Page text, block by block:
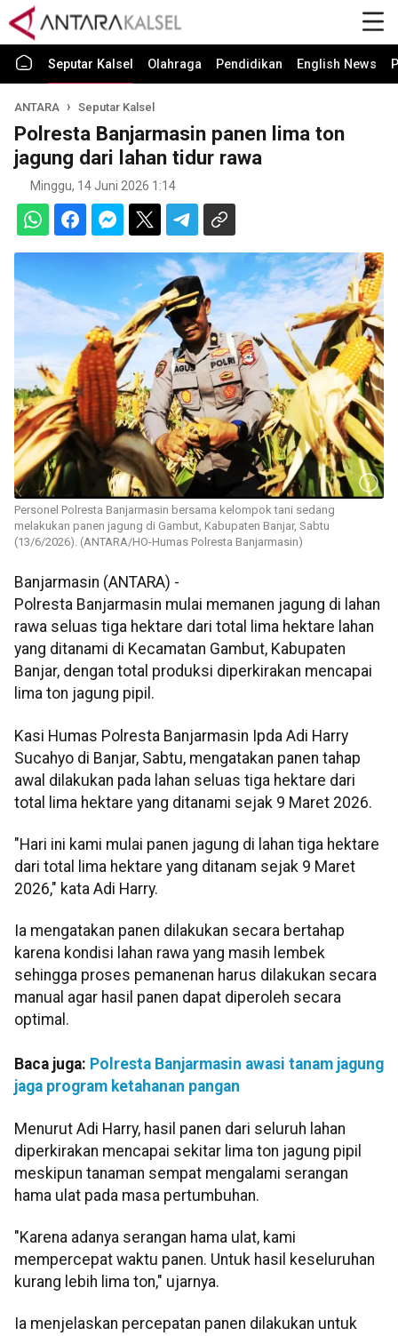
Seputar Kalsel Olahraga Pendidikan English News
ANTARA Seputar Kalsel
Polresta Banjarmasin panen lima ton
jagung dari lahan tidur rawa
Minggu, 14 Juni 2026 1:14
Personel Polresta Banjarmasin bersama kelompok tani sedang
melakukan panen jagung di Gambut, Kabupaten Banjar, Sabtu
(13/6/2026). (ANTARA/HO-Humas Polresta Banjarmasin)
Banjarmasin (ANTARA) -
Polresta Banjarmasin mulai memanen jagung di lahan
rawa seluas tiga hektare dari total lima hektare lahan
yang ditanami di Kecamatan Gambut, Kabupaten
Banjar, dengan total produksi diperkirakan mencapai
lima ton jagung pipil.
Kasi Humas Polresta Banjarmasin Ipda Adi Harry
Sucahyo di Banjar, Sabtu, mengatakan panen tahap
awal dilakukan pada lahan seluas tiga hektare dari
total lima hektare yang ditanami sejak 9 Maret 2026.
"Hari ini kami mulai panen jagung di lahan tiga hektare
dari total lima hektare yang ditanam sejak 9 Maret
2026," kata Adi Harry.
Ia mengatakan panen dilakukan secara bertahap
karena kondisi lahan rawa yang masih lembek
sehingga proses pemanenan harus dilakukan secara
manual agar hasil panen dapat diperoleh secara
optimal.
Baca juga: Polresta Banjarmasin awasi tanam jagung
jaga program ketahanan pangan
Menurut Adi Harry, hasil panen dari seluruh lahan
diperkirakan mencapai sekitar lima ton jagung pipil
meskipun tanaman sempat mengalami serangan
hama ulat pada masa pertumbuhan.
"Karena adanya serangan hama ulat, kami
mempercepat waktu panen. Untuk hasil keseluruhan
kurang lebih lima ton," ujarnya.
Ia menjelaskan percepatan panen dilakukan untuk